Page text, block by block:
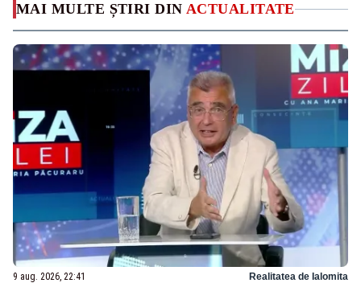
MAI MULTE ȘTIRI DIN ACTUALITATE
9 aug. 2026, 22:41 Realitatea de Ialomita